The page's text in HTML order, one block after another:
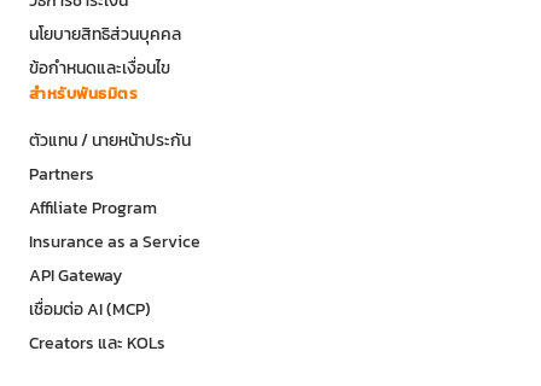
นโยบายสิทธิส่วนบุคคล
ข้อกำหนดและเงื่อนไข
สำหรับพันธมิตร
ตัวแทน / นายหน้าประกัน
Partners
Affiliate Program
Insurance as a Service
API Gateway
เชื่อมต่อ AI (MCP)
Creators และ KOLs